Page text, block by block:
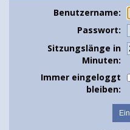
Benutzername:
Passwort:
Sitzungslänge in
Minuten:
Immer eingeloggt
bleiben: